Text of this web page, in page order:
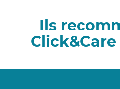
Ils
Click&Care